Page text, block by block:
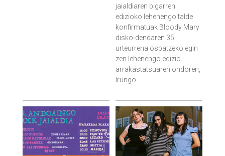
jaialdiaren bigarren
edizioko lehenengo talde
konfirmatuak Bloody Mary
disko-dendaren 35.
urteurrena ospatzeko egin
zen lehenengo edizio
arrakastatsuaren ondoren,
Irungo...